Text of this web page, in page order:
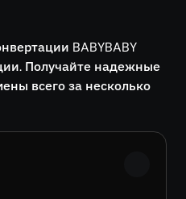
BABYBABY
Получайте надежные
всего за несколько